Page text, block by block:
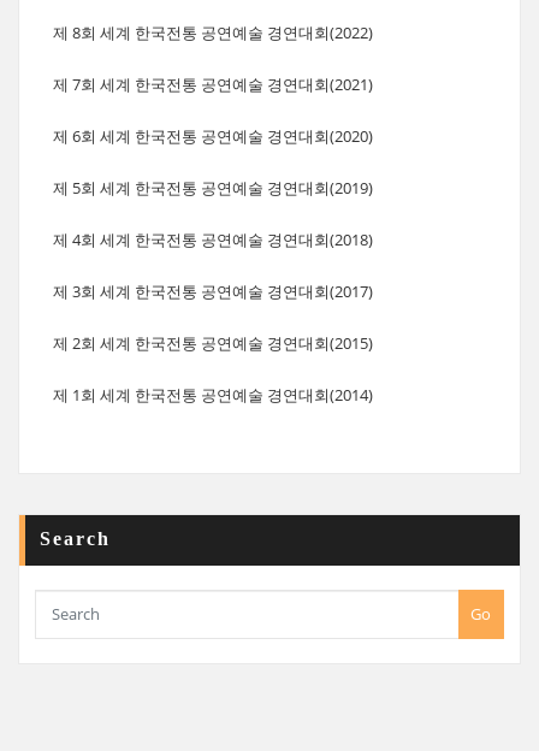
제 8회 세계 한국전통 공연예술 경연대회(2022)
제 7회 세계 한국전통 공연예술 경연대회(2021)
제 6회 세계 한국전통 공연예술 경연대회(2020)
제 5회 세계 한국전통 공연예술 경연대회(2019)
제 4회 세계 한국전통 공연예술 경연대회(2018)
제 3회 세계 한국전통 공연예술 경연대회(2017)
제 2회 세계 한국전통 공연예술 경연대회(2015)
제 1회 세계 한국전통 공연예술 경연대회(2014)
Search
Go